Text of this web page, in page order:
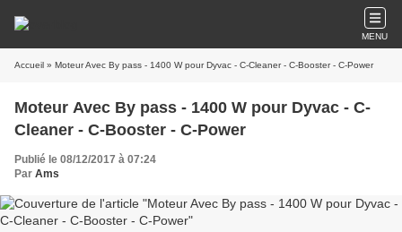
MENU
Accueil » Moteur Avec By pass - 1400 W pour Dyvac - C-Cleaner - C-Booster - C-Power
Moteur Avec By pass - 1400 W pour Dyvac - C-
Cleaner - C-Booster - C-Power
Publié le 08/12/2017 à 07:24
Par Ams